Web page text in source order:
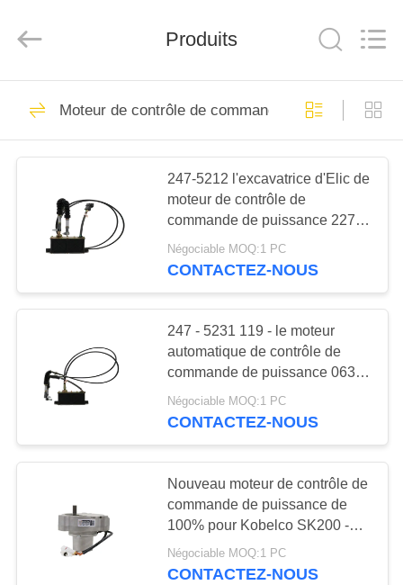
MAISON
PRODUITS
VIDÉOS
SHOW
SUJET
NOUS
D'USINE
parts
Moteur de
démarreur moteur
503
Moteur de
démarreur
électrique
280
Moteur électrique
d'alternateur
812
Produits
Moteur de contrôle de commande de puissance
247-5212 l'excavatrice d'Elic de
moteur de contrôle de
commande de puissance 227-
7672 partie E320C E312C
E320D
Négociable MOQ:1 PC
CONTACTEZ-NOUS
247 - 5231 119 - le moteur
automatique de contrôle de
commande de puissance 0633
pour E312B/E320B 6 raye
Négociable MOQ:1 PC
CONTACTEZ-NOUS
Nouveau moteur de contrôle de
commande de puissance de
100% pour Kobelco SK200 -
6E/230 - 6E 2406U197F3
Négociable MOQ:1 PC
CONTACTEZ-NOUS